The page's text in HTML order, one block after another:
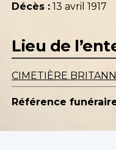
Décès : 13 avril 1917
Lieu de
CIMETIÈRE
Référence